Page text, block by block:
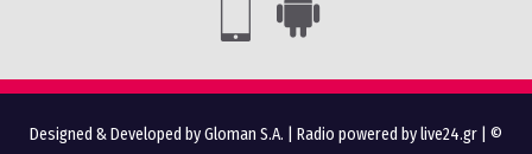
Designed & Developed by Gloman S.A. Radio powered by live24.gr | ©